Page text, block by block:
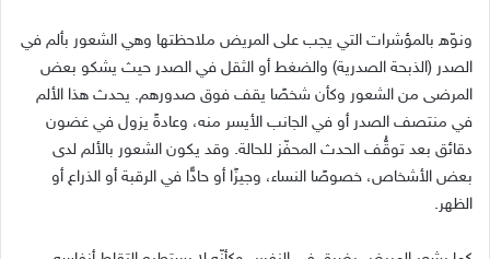
ونوّه بالمؤشرات التي يجب على المريض ملاحظتها وهي الشعور بألم في
الصدر (الذبحة الصدرية) والضغط أو الثقل في الصدر حيث يشكو بعض
المرضى من الشعور وكأن شخصًا يقف فوق صدورهم. يحدث هذا الألم
في منتصف الصدر أو في الجانب الأيسر منه، وعادةً يزول في غضون
دقائق بعد توقُّف الحدث المحفّز للحالة. وقد يكون الشعور بالألم لدى
بعض الأشخاص، خصوصًا النساء، وجيزًا أو حادًّا في الرقبة أو الذراع أو
الظهر.